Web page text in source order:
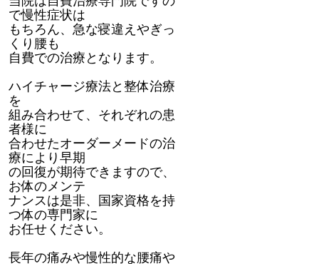
で慢性症状は
もちろん、急な寝違えやぎっ
くり腰も
自費での治療となります。
ハイチャージ療法と整体治療
を
組み合わせて、それぞれの患
者様に
合わせたオーダーメードの治
療により早期
の回復が期待できますので、
お体のメンテ
ナンスは是非、国家資格を持
つ体の専門家に
お任せください。
長年の痛みや慢性的な腰痛や